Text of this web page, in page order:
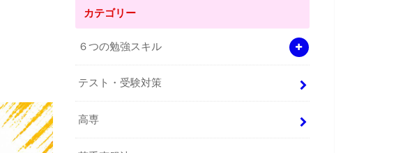
カテゴリー
６つの勉強スキル
テスト・受験対策
高専